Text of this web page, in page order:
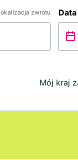
zwrotu
Mój kraj